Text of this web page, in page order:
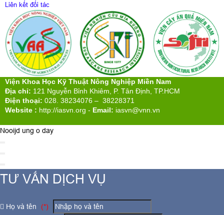
Liên kết đối tác
Viện Khoa Học Kỹ Thuật Nông Nghiệp Miền Nam
Địa chỉ: 121 Nguyễn Bỉnh Khiêm, P. Tân Định, TP.HCM
Điện thoại: 028. 38234076 – 38228371
Website : http://iasvn.org - Email: iasvn@vnn.vn
Nooijd ung o day
TƯ VẤN DỊCH VỤ
Họ và tên (*)